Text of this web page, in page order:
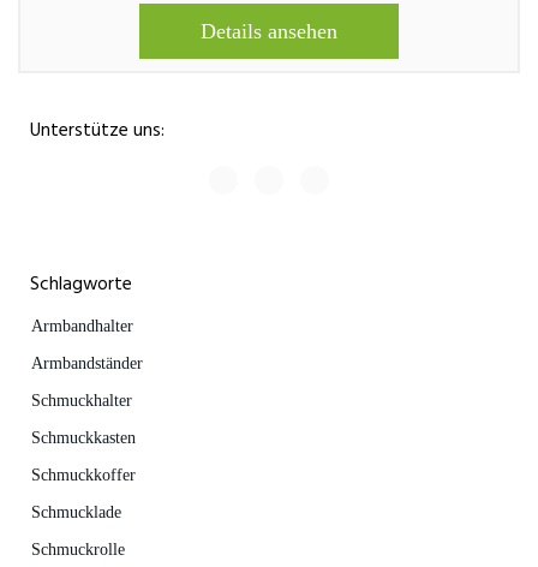
Details ansehen
Unterstütze uns:
Schlagworte
Armbandhalter
Armbandständer
Schmuckhalter
Schmuckkasten
Schmuckkoffer
Schmucklade
Schmuckrolle